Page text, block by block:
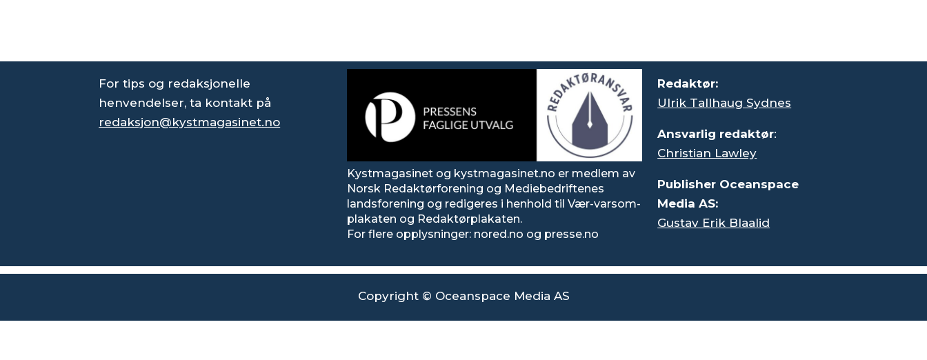
For tips og redaksjonelle
henvendelser, ta kontakt på
redaksjon@kystmagasinet.no
Kystmagasinet og kystmagasinet.no er medlem av
Norsk Redaktørforening og Mediebedriftenes
landsforening og redigeres i henhold til Vær-varsom-
plakaten og Redaktørplakaten.
For flere opplysninger: nored.no og presse.no
Redaktør:
Ulrik Tallhaug Sydnes
Ansvarlig redaktør:
Christian Lawley
Publisher Oceanspace
Media AS:
Gustav Erik Blaalid
Copyright © Oceanspace Media AS